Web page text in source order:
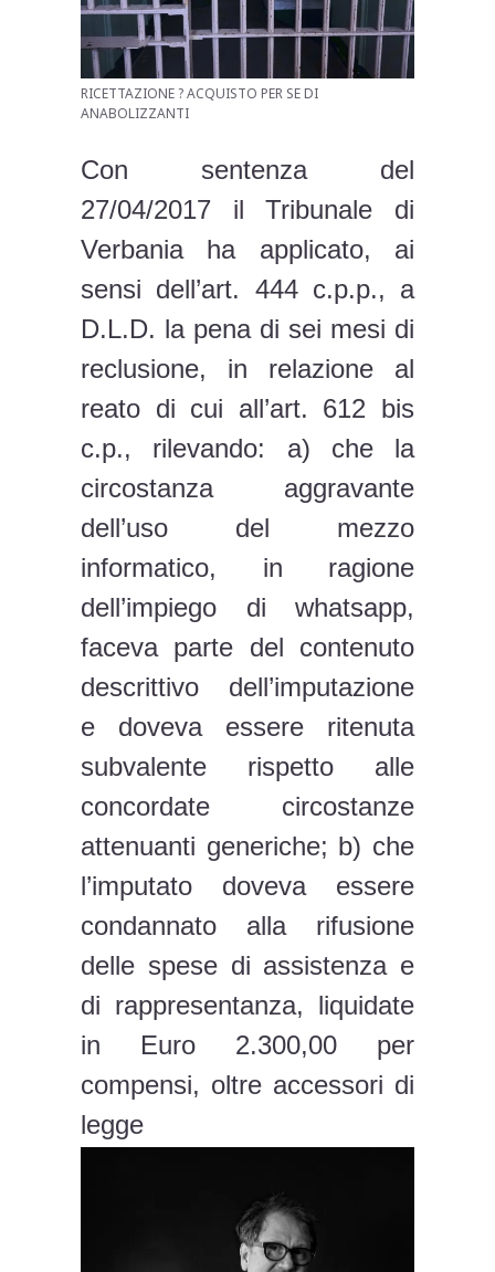
RICETTAZIONE ? ACQUISTO PER SE DI
ANABOLIZZANTI
Con sentenza del
27/04/2017 il Tribunale di
Verbania ha applicato, ai
sensi dell’art. 444 c.p.p., a
D.L.D. la pena di sei mesi di
reclusione, in relazione al
reato di cui all’art. 612 bis
c.p., rilevando: a) che la
circostanza aggravante
dell’uso del mezzo
informatico, in ragione
dell’impiego di whatsapp,
faceva parte del contenuto
descrittivo dell’imputazione
e doveva essere ritenuta
subvalente rispetto alle
concordate circostanze
attenuanti generiche; b) che
l’imputato doveva essere
condannato alla rifusione
delle spese di assistenza e
di rappresentanza, liquidate
in Euro 2.300,00 per
compensi, oltre accessori di
legge